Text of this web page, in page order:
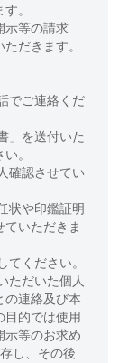
。
示等の請求
だきます。
でご連絡くだ
」を送付いた
。
確認させてい
状や印鑑証明
いただきま
てください。
ただいた個人
の連絡及び本
目的では使用
示等のお求め
し、その後